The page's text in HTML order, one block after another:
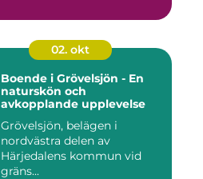
02. okt
Boende i Grövelsjön - En
naturskön och
avkopplande upplevelse
Grövelsjön, belägen i
nordvästra delen av
Härjedalens kommun vid
gräns...